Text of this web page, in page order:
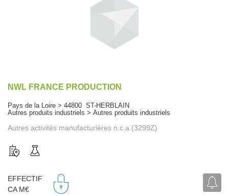
NWL FRANCE PRODUCTION
Pays de la Loire > 44800 ST-HERBLAIN
Autres produits industriels > Autres produits industriels
Autres activités manufacturières n.c.a.(3299Z)
EFFECTIF
CA M€